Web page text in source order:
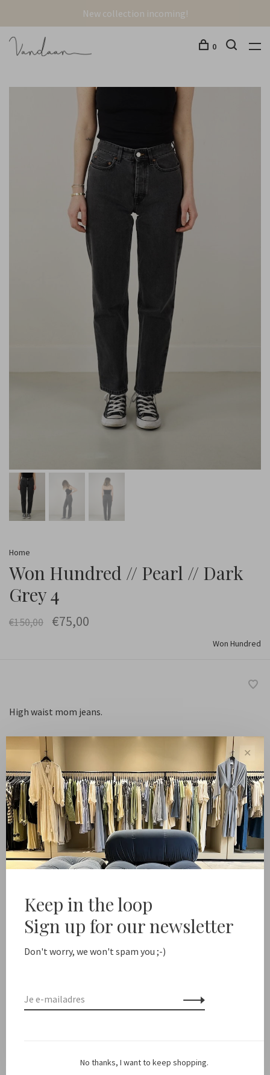
New collection incoming!
0
Home
Won Hundred // Pearl // Dark
Grey 4
€150,00 €75,00
Won Hundred
High waist mom jeans.
Maat :
25 26 27 28 29 30 31
Aantal: +
-
Toevoegen aan winkelwagen
Deel dit product: Facebook Twitter Pinterest
Pasvorm: Valt smal in de taille, Daan draagt maat 25
✕
Keep in the loop
Sign up for our newsletter
Don't worry, we won't spam you ;-)
No thanks, I want to keep shopping.